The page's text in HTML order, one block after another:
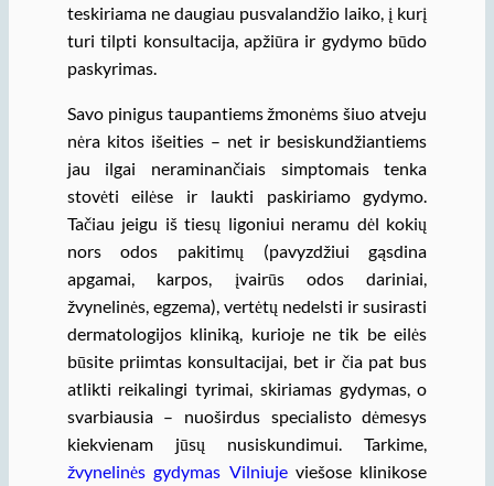
teskiriama ne daugiau pusvalandžio laiko, į kurį
turi tilpti konsultacija, apžiūra ir gydymo būdo
paskyrimas.
Savo pinigus taupantiems žmonėms šiuo atveju
nėra kitos išeities – net ir besiskundžiantiems
jau ilgai neraminančiais simptomais tenka
stovėti eilėse ir laukti paskiriamo gydymo.
Tačiau jeigu iš tiesų ligoniui neramu dėl kokių
nors odos pakitimų (pavyzdžiui gąsdina
apgamai, karpos, įvairūs odos dariniai,
žvynelinės, egzema), vertėtų nedelsti ir susirasti
dermatologijos kliniką, kurioje ne tik be eilės
būsite priimtas konsultacijai, bet ir čia pat bus
atlikti reikalingi tyrimai, skiriamas gydymas, o
svarbiausia – nuoširdus specialisto dėmesys
kiekvienam jūsų nusiskundimui. Tarkime,
žvynelinės gydymas Vilniujeviešose klinikose